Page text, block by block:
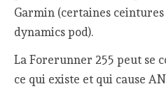
Garmin (certaines
dynamics pod).
La Forerunner 255 peut se
ce qui existe et qui cause